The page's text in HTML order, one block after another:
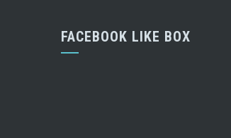
FACEBOOK LIKE BOX